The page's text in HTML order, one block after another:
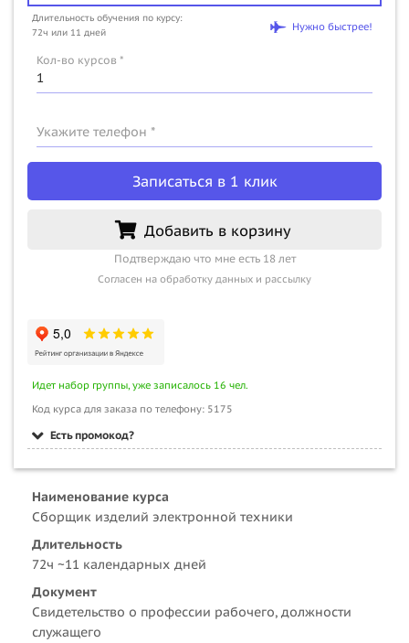
Длительность обучения по курсу:
72ч или 11 дней
Нужно быстрее!
Кол-во курсов *
Укажите телефон *
Записаться в 1 клик
Добавить в корзину
Подтверждаю что мне есть 18 лет
Согласен на обработку данных и рассылку
Идет набор группы, уже записалось 16 чел.
Код курса для заказа по телефону: 5175
Есть промокод?
Наименование курса
Сборщик изделий электронной техники
Длительность
72ч ~11 календарных дней
Документ
Свидетельство о профессии рабочего, должности
служащего